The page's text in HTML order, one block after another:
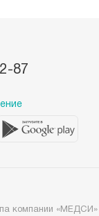
87
компании «МЕДСИ»